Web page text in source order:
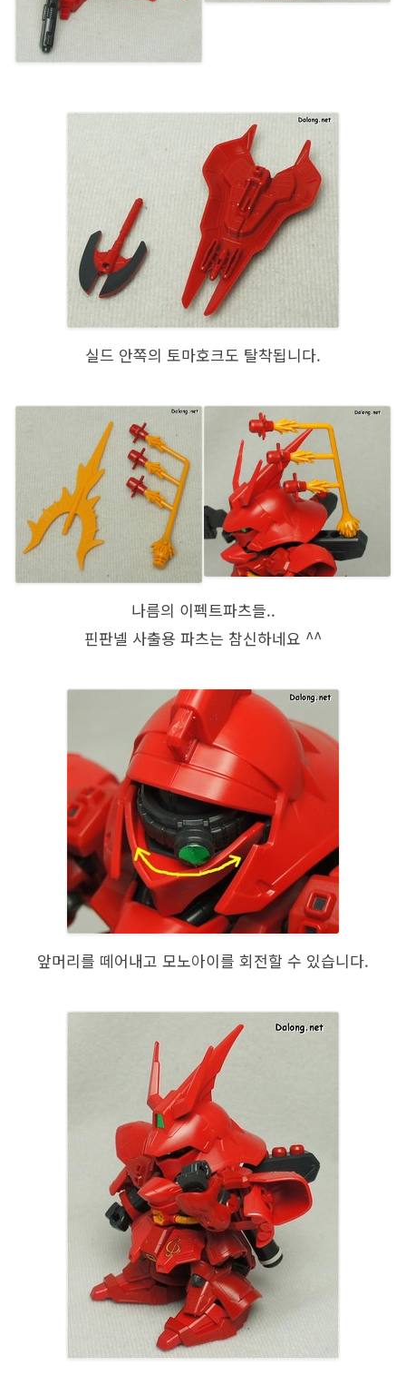
실드 안쪽의 토마호크도 탈착됩니다.
나름의 이펙트파츠들..
핀판넬 사출용 파츠는 참신하네요 ^^
앞머리를 떼어내고 모노아이를 회전할 수 있습니다.